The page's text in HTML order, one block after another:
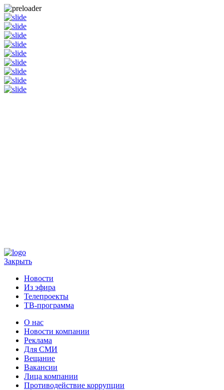
Закрыть
Новости
Из эфира
Телепроекты
ТВ-программа
О нас
Новости компании
Реклама
Для СМИ
Вещание
Вакансии
Лица компании
Противодействие коррупции